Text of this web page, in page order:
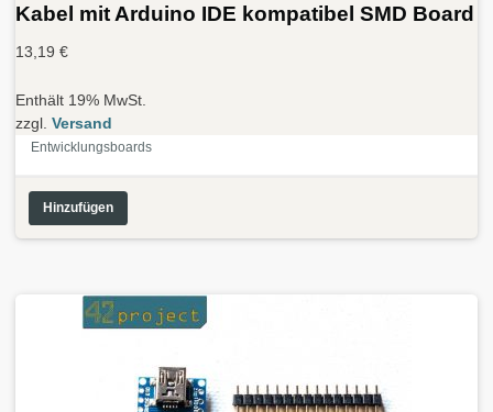
Kabel mit Arduino IDE kompatibel SMD Board
13,19 €
Enthält 19% MwSt.
zzgl. Versand
Entwicklungsboards
Hinzufügen